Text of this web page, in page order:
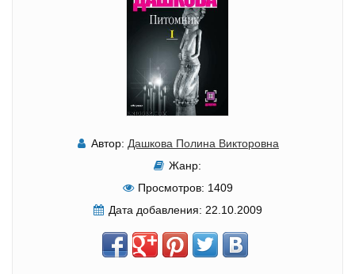
Автор: Дашкова Полина Викторовна
Жанр:
Просмотров: 1409
Дата добавления: 22.10.2009